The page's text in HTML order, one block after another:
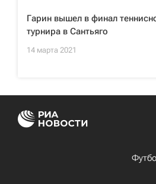
Гарин вышел в финал
турнира в Сантьяго
14 марта 2021